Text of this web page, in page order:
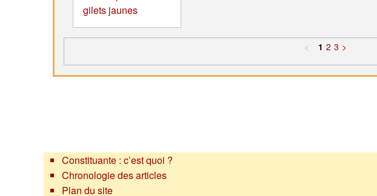
gilets jaunes
< 1 2 3 >
Constituante : c’est quoi ?
Chronologie des articles
Plan du site